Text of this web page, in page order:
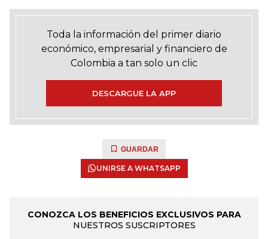
Toda la información del primer diario
económico, empresarial y financiero de
Colombia a tan solo un clic
DESCARGUE LA APP
GUARDAR
UNIRSE A WHATSAPP
CONOZCA LOS BENEFICIOS EXCLUSIVOS PARA
NUESTROS SUSCRIPTORES